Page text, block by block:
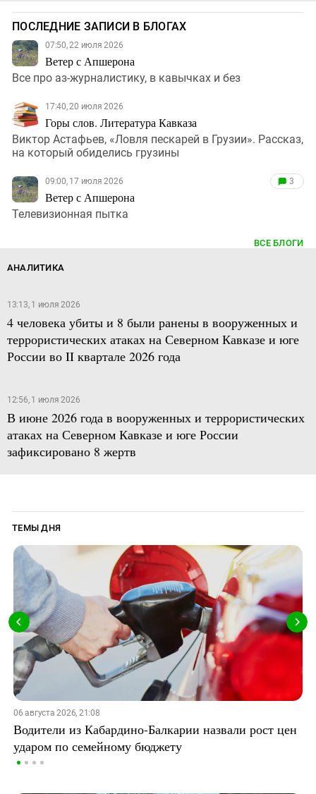
ПОСЛЕДНИЕ ЗАПИСИ В БЛОГАХ
07:50, 22 июля 2026
Ветер с Апшерона
Все про аз-журналистику, в кавычках и без
17:40, 20 июля 2026
Горы слов. Литература Кавказа
Виктор Астафьев, «Ловля пескарей в Грузии». Рассказ,
на который обиделись грузины
09:00, 17 июля 2026
Ветер с Апшерона
3
Телевизионная пытка
ВСЕ БЛОГИ
АНАЛИТИКА
13:13, 1 июля 2026
4 человека убиты и 8 были ранены в вооруженных и
террористических атаках на Северном Кавказе и юге
России во II квартале 2026 года
12:56, 1 июля 2026
В июне 2026 года в вооруженных и террористических
атаках на Северном Кавказе и юге России
зафиксировано 8 жертв
ТЕМЫ ДНЯ
06 августа 2026, 21:08
Водители из Кабардино-Балкарии назвали рост цен
ударом по семейному бюджету